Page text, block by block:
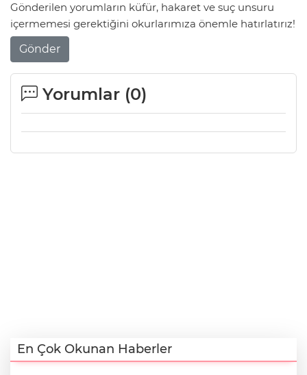
Gönderilen yorumların küfür, hakaret ve suç unsuru
içermemesi gerektiğini okurlarımıza önemle hatırlatırız!
Gönder
Yorumlar (0)
En Çok Okunan Haberler